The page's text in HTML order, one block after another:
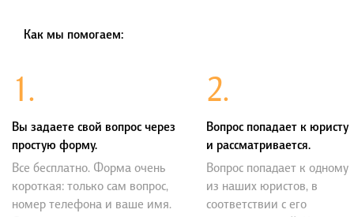
Как мы помогаем:
1.
Вы задаете свой вопрос через
простую форму.
Все бесплатно. Форма очень
короткая: только сам вопрос,
номер телефона и ваше имя.
2.
Вопрос попадает к юристу
и рассматривается.
Вопрос попадает к одному
из наших юристов, в
соответствии с его